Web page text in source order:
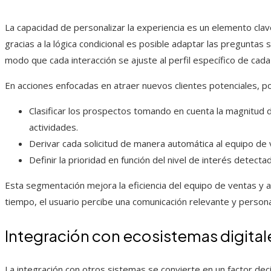
La capacidad de personalizar la experiencia es un elemento
gracias a la lógica condicional es posible adaptar las
modo que cada interacción se ajuste al perfil específico de
En acciones enfocadas en atraer nuevos clientes potenciales,
Clasificar los prospectos tomando en cuenta la
actividades.
Derivar cada solicitud de manera automática al equipo
Definir la prioridad en función del nivel de interés
Esta segmentación mejora la eficiencia del equipo de ventas y
tiempo, el usuario percibe una comunicación relevante y
Integración con ecosistemas